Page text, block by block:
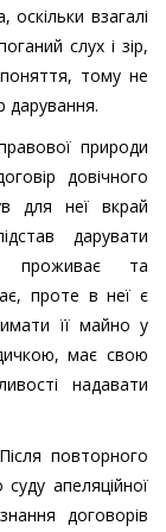
взагалі
слух і зір,
поняття, тому не
дарування.
природи
довічного
для неї вкрай
дарувати
проживає та
проте в неї є
її майно у
має свою
надавати
повторного
апеляційної
договорів